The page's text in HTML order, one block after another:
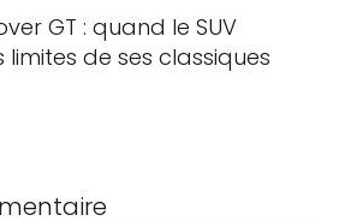
GT : quand le SUV
limites de ses classiques